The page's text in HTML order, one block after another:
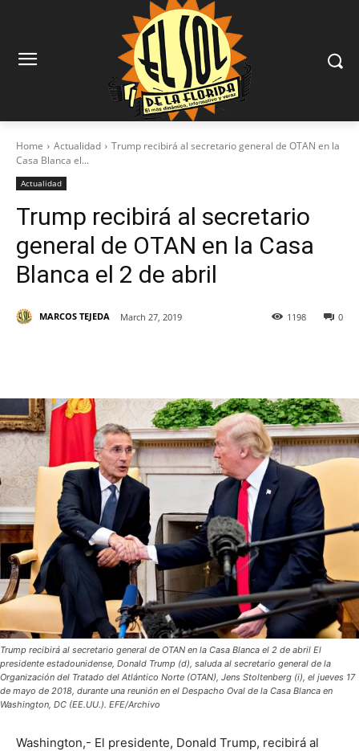
Home Actualidad
Trump recibirá al secretario general de OTAN en la
Casa Blanca el...
Actualidad
Trump recibirá al secretario
general de OTAN en la Casa
Blanca el 2 de abril
MARCOS TEJEDA March 27, 2019 0
1198
Trump recibirá al secretario general de OTAN en la Casa Blanca el 2 de abril El
presidente estadounidense, Donald Trump (d), saluda al secretario general de la
Organización del Tratado del Atlántico Norte (OTAN), Jens Stoltenberg (i), el jueves 17
de mayo de 2018, durante una reunión en el Despacho Oval de la Casa Blanca en
Washington, DC (EE.UU.). EFE/Archivo
Washington,- El presidente, Donald Trump, recibirá al